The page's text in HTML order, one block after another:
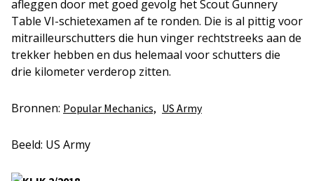
afleggen door met goed gevolg het Scout Gunnery
Table VI-schietexamen af te ronden. Die is al pittig voor
mitrailleurschutters die hun vinger rechtstreeks aan de
trekker hebben en dus helemaal voor schutters die
drie kilometer verderop zitten.
Bronnen: Popular Mechanics, US Army
Beeld: US Army